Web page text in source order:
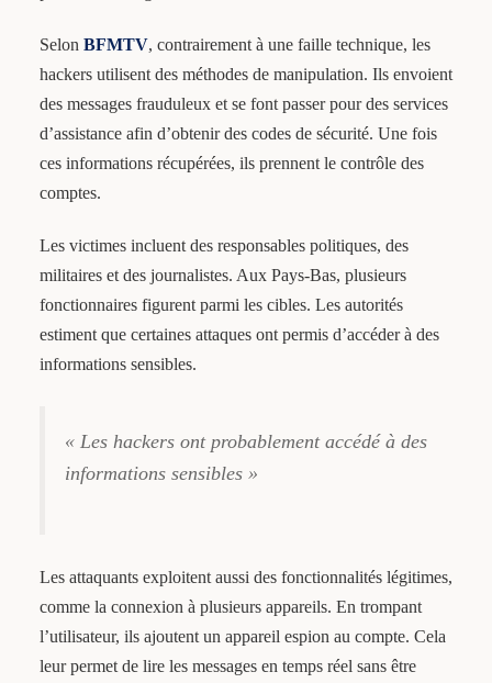
Selon BFMTV, contrairement à une faille technique, les
hackers utilisent des méthodes de manipulation. Ils envoient
des messages frauduleux et se font passer pour des services
d’assistance afin d’obtenir des codes de sécurité. Une fois
ces informations récupérées, ils prennent le contrôle des
comptes.
Les victimes incluent des responsables politiques, des
militaires et des journalistes. Aux Pays-Bas, plusieurs
fonctionnaires figurent parmi les cibles. Les autorités
estiment que certaines attaques ont permis d’accéder à des
informations sensibles.
« Les hackers ont probablement accédé à des
informations sensibles »
Les attaquants exploitent aussi des fonctionnalités légitimes,
comme la connexion à plusieurs appareils. En trompant
l’utilisateur, ils ajoutent un appareil espion au compte. Cela
leur permet de lire les messages en temps réel sans être